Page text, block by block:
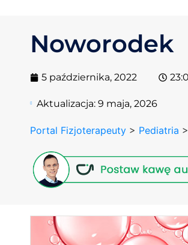
Noworodek
5 października, 2022
Aktualizacja:9 maja, 2026
Portal Fizjoterapeuty > Pediatria >